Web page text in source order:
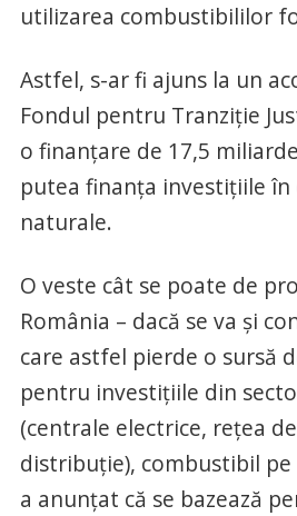
utilizarea combustibililor
Astfel, s-ar fi ajuns la un
Fondul pentru Tranziție
o finanțare de 17,5
putea finanța investițiile
naturale.
O veste cât se poate de
România – dacă se va și
care astfel pierde o sursă
pentru investițiile din
(centrale electrice, rețea
distribuție), combustibil
a anunțat că se bazează